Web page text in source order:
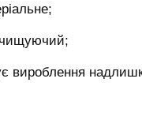
вироблення